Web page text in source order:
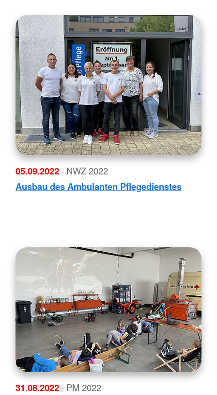
05.09.2022 · NWZ 2022
Ausbau des Ambulanten Pflegedienstes
31.08.2022 · PM 2022